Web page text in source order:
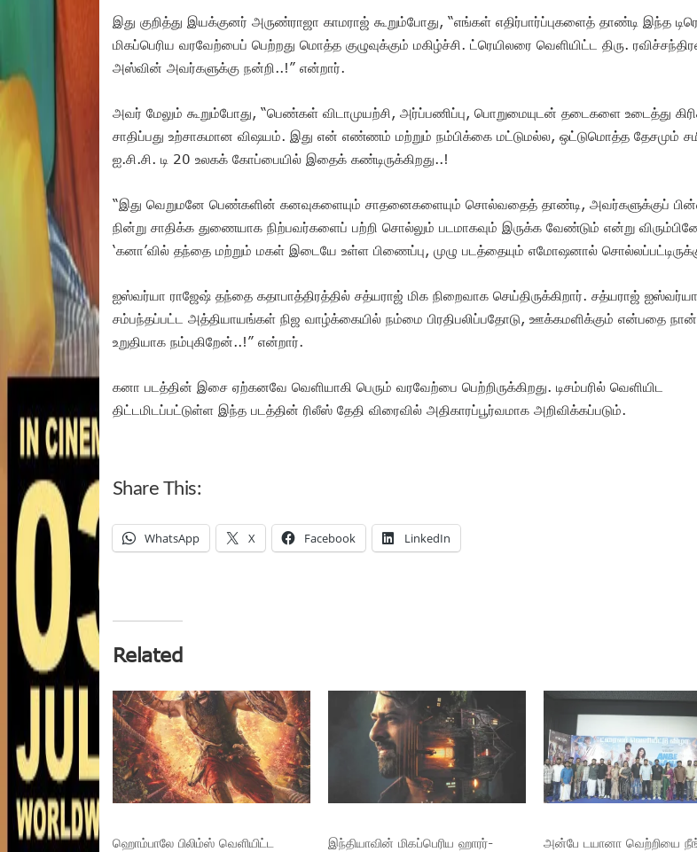
இது குறித்து இயக்குனர் அருண்ராஜா காமராஜ் கூறும்போது, “எங்கள் எதிர்பார்ப்புகளைத் தாண்டி இந்த
மிகப்பெரிய வரவேற்பைப் பெற்றது மொத்த குழுவுக்கும் மகிழ்ச்சி. ட்ரெயிலரை வெளியிட்ட திரு.
அஸ்வின் அவர்களுக்கு நன்றி..!” என்றார்.
அவர் மேலும் கூறும்போது, “பெண்கள் விடாமுயற்சி, அர்ப்பணிப்பு, பொறுமையுடன் தடைகளை உடைத்து
சாதிப்பது உற்சாகமான விஷயம். இது என் எண்ணம் மற்றும் நம்பிக்கை மட்டுமல்ல, ஒட்டுமொத்த தேசமும்
ஐ.சி.சி. டி 20 உலகக் கோப்பையில் இதைக் கண்டிருக்கிறது..!
“இது வெறுமனே பெண்களின் கனவுகளையும் சாதனைகளையும் சொல்வதைத் தாண்டி, அவர்களுக்குப்
நின்று சாதிக்க துணையாக நிற்பவர்களைப் பற்றி சொல்லும் படமாகவும் இருக்க வேண்டும் என்று
‘கனா’வில் தந்தை மற்றும் மகள் இடையே உள்ள பிணைப்பு, முழு படத்தையும் எமோஷனால்
ஐஸ்வர்யா ராஜேஷ் தந்தை கதாபாத்திரத்தில் சத்யராஜ் மிக நிறைவாக செய்திருக்கிறார். சத்யராஜ்
சம்பந்தப்பட்ட அத்தியாயங்கள் நிஜ வாழ்க்கையில் நம்மை பிரதிபலிப்பதோடு, ஊக்கமளிக்கும் என்பதை நான்
உறுதியாக நம்புகிறேன்..!” என்றார்.
கனா படத்தின் இசை ஏற்கனவே வெளியாகி பெரும் வரவேற்பை பெற்றிருக்கிறது. டிசம்பரில் வெளியிட
திட்டமிடப்பட்டுள்ள இந்த படத்தின் ரிலீஸ் தேதி விரைவில் அதிகாரப்பூர்வமாக அறிவிக்கப்படும்.
Share This:
WhatsApp X Facebook LinkedIn
Related
ஹொம்பாலே பிலிம்ஸ் வெளியிட்ட
இந்தியாவின் மிகப்பெரிய ஹாரர்-
அன்பே டயானா வெற்றியை